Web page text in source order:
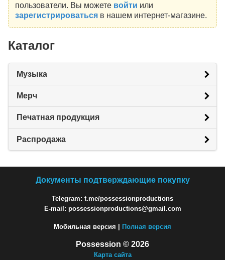
пользователи. Вы можете войти или
зарегистрироватьсяв нашем интернет-магазине.
Каталог
Музыка
Мерч
Печатная продукция
Распродажа
Документы подтверждающие покупку
Telegram: t.me/possessionproductions
E-mail: possessionproductions@gmail.com
Мобильная версия | Полная версия
Possession © 2026
Карта сайта